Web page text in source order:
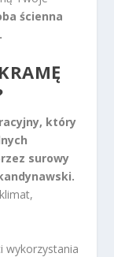
ścienna
który
surowy
wykorzystania